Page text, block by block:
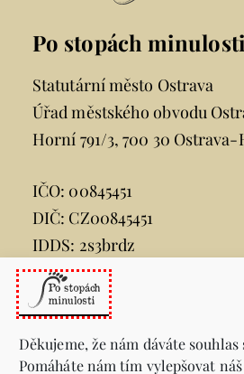
Děkujeme, že nám dáváte
Pomáháte nám tím vylepšovat náš
Po stopách
Statutární město Ostrava
Úřad městského obvodu
Horní 791/3, 700 30
IČO: 00845451
DIČ: CZ00845451
IDDS: 2s3brdz
e-mail:posta@ovajih.cz
telefon:599 444 444